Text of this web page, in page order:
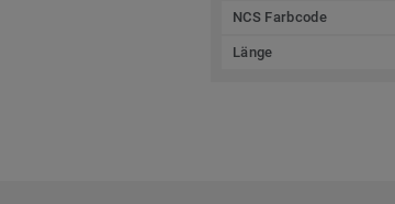
NCS Farbcode
Länge